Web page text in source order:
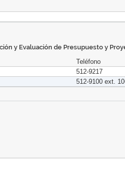
y Evaluación de Presupuesto y
Teléfono
512-9217
512-9100 ext.